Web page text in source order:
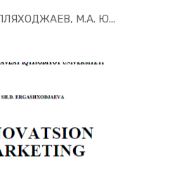
М.А. Ю...
Marketi...